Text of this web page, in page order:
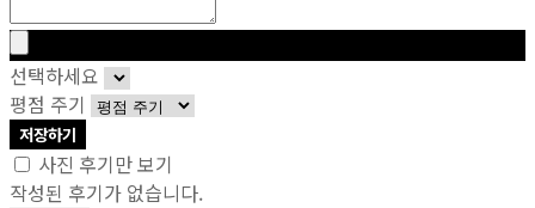
선택하세요
평점 주기
저장하기
사진 후기만 보기
작성된 후기가 없습니다.